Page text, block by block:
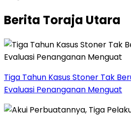
Berita Toraja Utara
Tiga Tahun Kasus Stoner Tak
Evaluasi Penanganan Menguat